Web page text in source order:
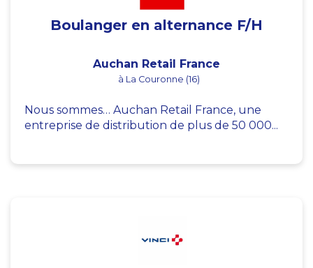
Boulanger en alternance F/H
Auchan Retail France
à La Couronne (16)
Nous sommes… Auchan Retail France, une
entreprise de distribution de plus de 50 000...